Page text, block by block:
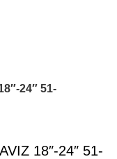
24″ 51-
18″-24″ 51-